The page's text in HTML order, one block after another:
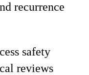
recurrence
safety
reviews